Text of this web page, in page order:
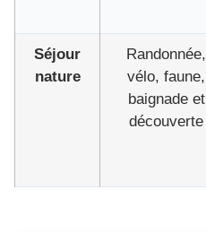
Séjour
nature
Randonnée,
vélo, faune,
baignade et
découverte